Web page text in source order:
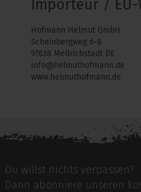
Importeur /
Hofmann Helmut GmbH
Scheinbergweg 6-8
97638 Mellrichstadt DE
info@helmuthofmann.de
www.helmuthofmann.de
Du willst nichts verpassen?
Dann abonniere unseren